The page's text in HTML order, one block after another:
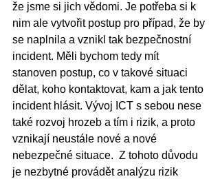
že jsme si jich vědomi. Je potřeba si k
nim ale vytvořit postup pro případ, že by
se naplnila a vznikl tak bezpečnostní
incident. Měli bychom tedy mít
stanoven postup, co v takové situaci
dělat, koho kontaktovat, kam a jak tento
incident hlásit. Vývoj ICT s sebou nese
také rozvoj hrozeb a tím i rizik, a proto
vznikají neustále nové a nové
nebezpečné situace.  Z tohoto důvodu
je nezbytné provádět analýzu rizik